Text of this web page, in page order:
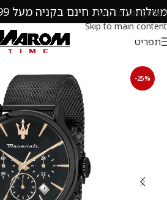
Skip to navigation
Skip to main content
משלוח עד הבית חינם בקניה מעל 299 ש״ח
תפריט
-25%